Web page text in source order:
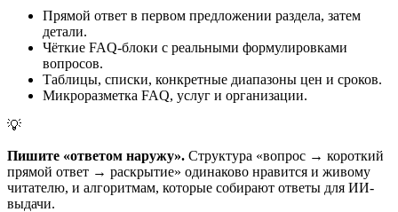
Прямой ответ в первом предложении раздела, затем
детали.
Чёткие FAQ-блоки с реальными формулировками
вопросов.
Таблицы, списки, конкретные диапазоны цен и сроков.
Микроразметка FAQ, услуг и организации.
💡
Пишите «ответом наружу». Структура «вопрос → короткий
прямой ответ → раскрытие» одинаково нравится и живому
читателю, и алгоритмам, которые собирают ответы для ИИ-
выдачи.